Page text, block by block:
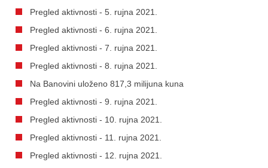
Pregled aktivnosti - 5. rujna 2021.
Pregled aktivnosti - 6. rujna 2021.
Pregled aktivnosti - 7. rujna 2021.
Pregled aktivnosti - 8. rujna 2021.
Na Banovini uloženo 817,3 milijuna kuna
Pregled aktivnosti - 9. rujna 2021.
Pregled aktivnosti - 10. rujna 2021.
Pregled aktivnosti - 11. rujna 2021.
Pregled aktivnosti - 12. rujna 2021.